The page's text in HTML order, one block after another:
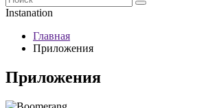
Instanation
Главная
Приложения
Приложения